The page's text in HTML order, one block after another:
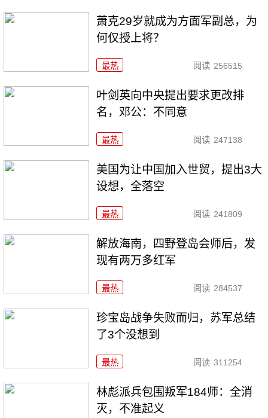
萧克29岁就成为方面军副总，为
何仅授上将？
最热 阅读 256515
叶剑英向中央提出要求更改排
名，邓公：不同意
最热 阅读 247138
美国为让中国加入世贸，提出3大
设想，全落空
最热 阅读 241809
解放海南，四野登岛会师后，发
现有两万多红军
最热 阅读 284537
珍宝岛战争失败而归，苏军总结
了3个没想到
最热 阅读 311254
林彪派兵包围叛军184师：全消
灭，不准起义